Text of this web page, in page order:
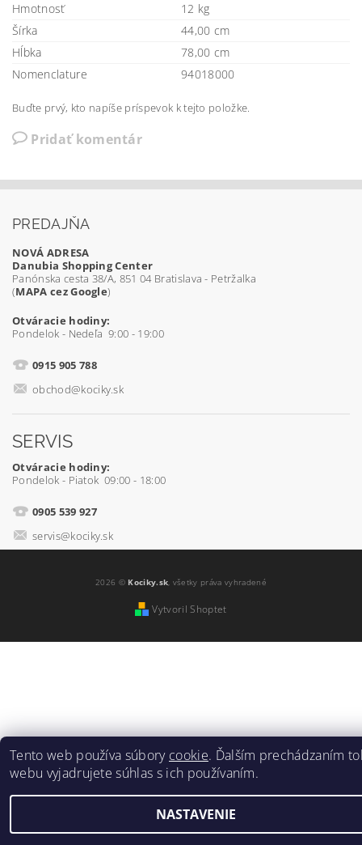
Hmotnosť
12 kg
Šírka
44,00 cm
Hĺbka
78,00 cm
Nomenclature
94018000
Buďte prvý, kto napíše príspevok k tejto položke.
Pridať komentár
PREDAJŇA
NOVÁ ADRESA
Danubia Shopping Center
Panónska cesta 38/A, 851 04 Bratislava - Petržalka
(MAPA cez Google)
Otváracie hodiny:
Pondelok - Nedeľa 9:00 - 19:00
0915 905 788
obchod@kociky.sk
SERVIS
Otváracie hodiny:
Pondelok - Piatok 09:00 - 18:00
0905 539 927
servis@kociky.sk
2026 © Kociky.sk, všetky práva vyhradené
Vytvoril Shoptet
Tento web používa súbory cookie. Ďalším prechádzaním
webu vyjadrujete súhlas s ich používaním.
NASTAVENIE